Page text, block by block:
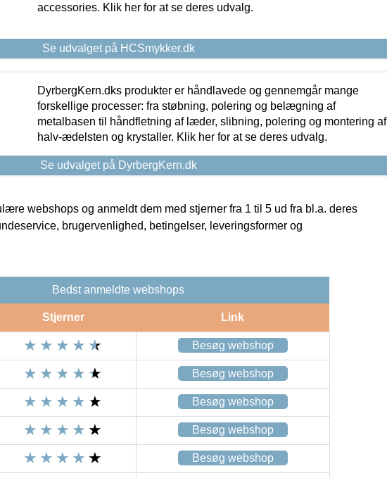
accessories. Klik her for at se deres udvalg.
Se udvalget på HCSmykker.dk
DyrbergKern.dks produkter er håndlavede og gennemgår mange
forskellige processer: fra støbning, polering og belægning af
metalbasen til håndfletning af læder, slibning, polering og montering af
halv-ædelsten og krystaller. Klik her for at se deres udvalg.
Se udvalget på DyrbergKern.dk
webshops og anmeldt dem med stjerner fra 1 til 5 ud fra bl.a. deres
brugervenlighed, betingelser, leveringsformer og
Bedst anmeldte webshops
Stjerner Link
Besøg webshop
Besøg webshop
Besøg webshop
Besøg webshop
Besøg webshop